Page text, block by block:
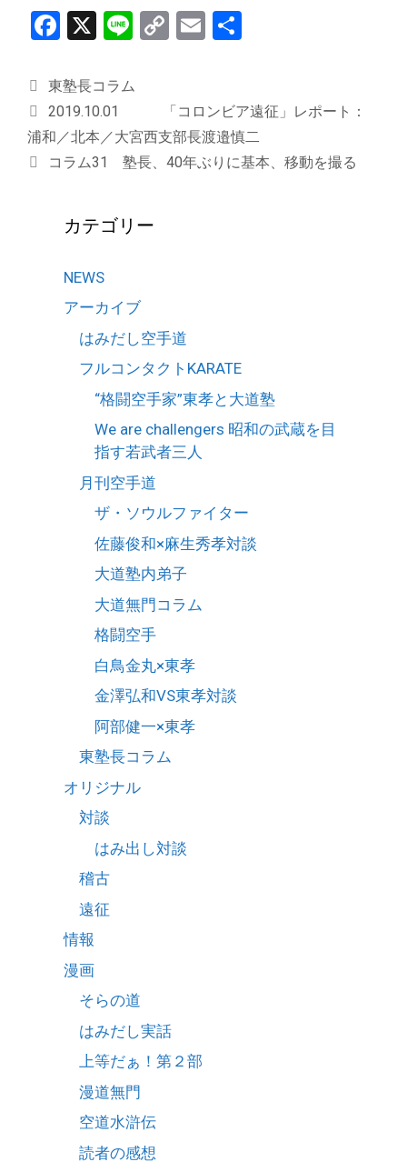
F
ce
b
o
o
X
Li
e
C
Li
n
k
E
カ
テ
ゴ
リ
ー
東塾長コラム
2019.10.01 「コロンビア遠征」レポート：
浦和／北本／大宮西支部長渡邉慎二
コラム31 塾長、40年ぶりに基本、移動を撮る
カテゴリー
NEWS
アーカイブ
はみだし空手道
フルコンタクトKARATE
“格闘空手家”東孝と大道塾
We are challengers 昭和の武蔵を目
指す若武者三人
月刊空手道
ザ・ソウルファイター
佐藤俊和×麻生秀孝対談
大道塾内弟子
大道無門コラム
格闘空手
白鳥金丸×東孝
金澤弘和VS東孝対談
阿部健一×東孝
東塾長コラム
オリジナル
対談
はみ出し対談
稽古
遠征
情報
漫画
そらの道
はみだし実話
上等だぁ！第２部
漫道無門
空道水滸伝
読者の感想